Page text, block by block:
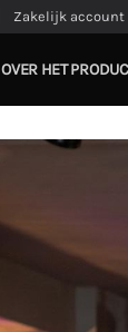
Zakelijk
OVER HET